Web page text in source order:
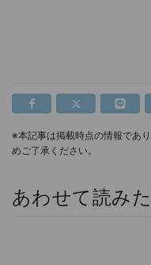
※本記事は掲載時点の情報であ
めご了承ください。
あわせて読み